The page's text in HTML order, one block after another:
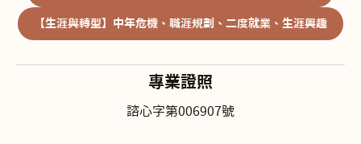
【生涯與轉型】中年危機、職涯規劃、二度就業、生涯興趣
專業證照
諮心字第006907號